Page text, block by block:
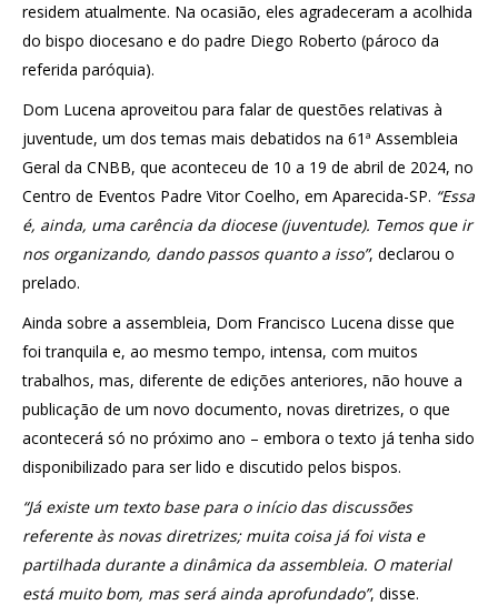
residem atualmente. Na ocasião, eles agradeceram a acolhida
do bispo diocesano e do padre Diego Roberto (pároco da
referida paróquia).
Dom Lucena aproveitou para falar de questões relativas à
juventude, um dos temas mais debatidos na 61ª Assembleia
Geral da CNBB, que aconteceu de 10 a 19 de abril de 2024, no
Centro de Eventos Padre Vitor Coelho, em Aparecida-SP. “Essa
é, ainda, uma carência da diocese (juventude). Temos que ir
nos organizando, dando passos quanto a isso”, declarou o
prelado.
Ainda sobre a assembleia, Dom Francisco Lucena disse que
foi tranquila e, ao mesmo tempo, intensa, com muitos
trabalhos, mas, diferente de edições anteriores, não houve a
publicação de um novo documento, novas diretrizes, o que
acontecerá só no próximo ano – embora o texto já tenha sido
disponibilizado para ser lido e discutido pelos bispos.
“Já existe um texto base para o início das discussões
referente às novas diretrizes; muita coisa já foi vista e
partilhada durante a dinâmica da assembleia. O material
está muito bom, mas será ainda aprofundado”, disse.